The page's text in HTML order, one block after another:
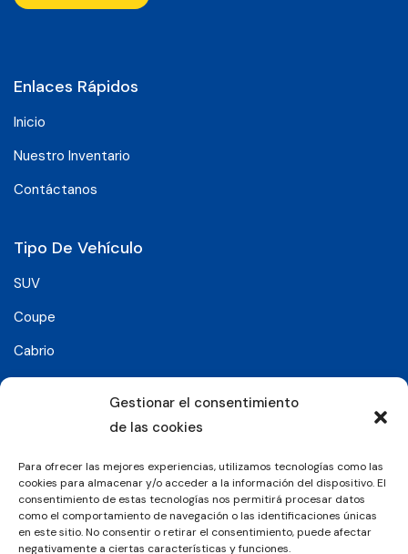
Gestionar el consentimiento
de las cookies
Para ofrecer las mejores experiencias, utilizamos tecnologías como las
cookies para almacenar y/o acceder a la información del dispositivo. El
consentimiento de estas tecnologías nos permitirá procesar datos
como el comportamiento de navegación o las identificaciones únicas
en este sitio. No consentir o retirar el consentimiento, puede afectar
negativamente a ciertas características y funciones.
Enlaces Rápidos
Inicio
Nuestro Inventario
Contáctanos
Tipo De Vehículo
SUV
Coupe
Cabrio
Síguenos en: